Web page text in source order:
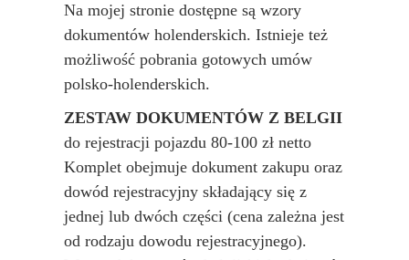
Na mojej stronie dostępne są wzory
dokumentów holenderskich. Istnieje też
możliwość pobrania gotowych umów
polsko-holenderskich.
ZESTAW DOKUMENTÓW Z BELGII
do rejestracji pojazdu 80-100 zł netto
Komplet obejmuje dokument zakupu oraz
dowód rejestracyjny składający się z
jednej lub dwóch części (cena zależna jest
od rodzaju dowodu rejestracyjnego).